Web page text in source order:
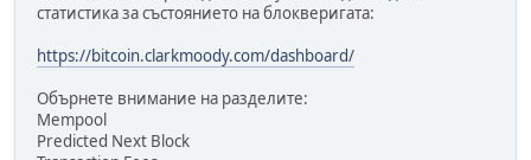
статистика за състоянието на блокверигата:
https://bitcoin.clarkmoody.com/dashboard/
Обърнете внимание на разделите:
Mempool
Predicted Next Block